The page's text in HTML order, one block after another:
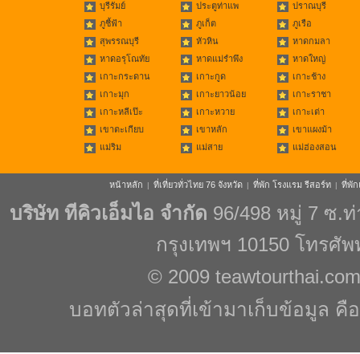
บุรีรัมย์
ประตูท่าแพ
ปราณบุรี
ภูชี้ฟ้า
ภูเก็ต
ภูเรือ
สุพรรณบุรี
หัวหิน
หาดกมลา
หาดอรุโณทัย
หาดแม่รำพึง
หาดใหญ่
เกาะกระดาน
เกาะกูด
เกาะช้าง
เกาะมุก
เกาะยาวน้อย
เกาะราชา
เกาะหลีเป๊ะ
เกาะหวาย
เกาะเต่า
เขาตะเกียบ
เขาหลัก
เขาแผงม้า
แม่ริม
แม่สาย แม่ฮ่องสอน
หน้าหลัก | ที่เที่ยวทั่วไทย 76 จังหวัด | ที่พัก โรงแรม รีสอร์ท | ที่พัก
บริษัท ทีคิวเอ็มไอ จำกัด 96/498 หมู่ 7 ซ.
กรุงเทพฯ 10150 โทรศั
© 2009 teawtourthai.com
บอทตัวล่าสุดที่เข้ามาเก็บข้อมูล คือ